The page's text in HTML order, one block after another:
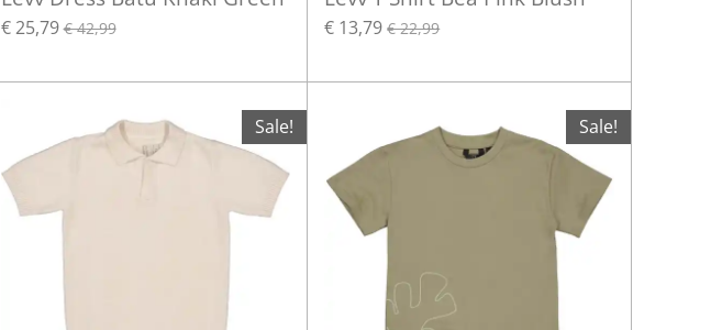
€ 25,79 € 42,99 € 13,79 € 22,99
Sale! Sale!